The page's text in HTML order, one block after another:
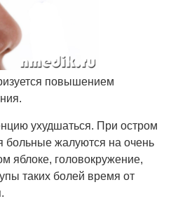
повышением
ухудшаться. При остром
больные жалуются на очень
яблоке, головокружение,
таких болей время от